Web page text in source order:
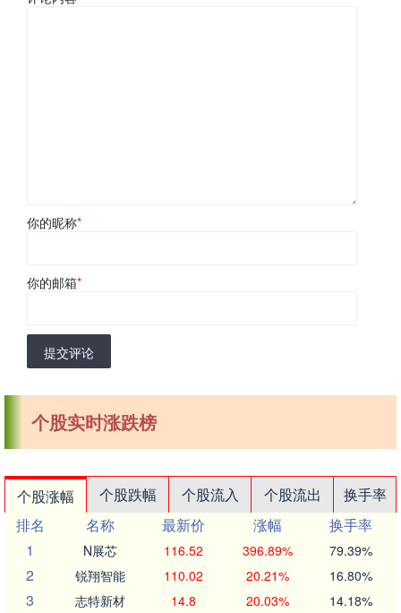
你的昵称*
你的邮箱*
提交评论
个股实时涨跌榜
个股涨幅 个股跌幅 个股流入 个股流出
换手率
排名
名称 最新价 涨幅
换手率
1
N展芯 116.52 396.89% 79.39%
2 锐翔智能 110.02 20.21% 16.80%
3 志特新材 14.8 20.03% 14.18%